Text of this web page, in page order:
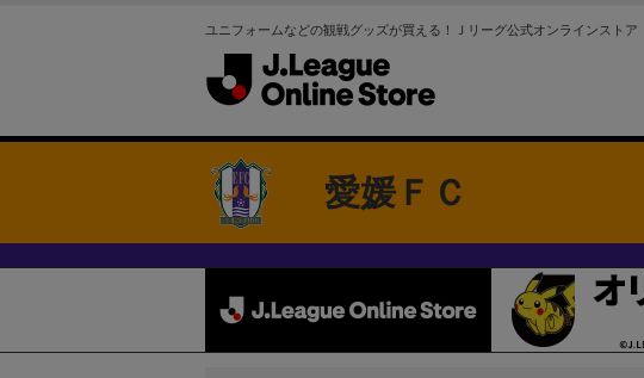
ユニフォームなどの観戦グッズが買える！Ｊリーグ公式オンラインストア
愛媛ＦＣ